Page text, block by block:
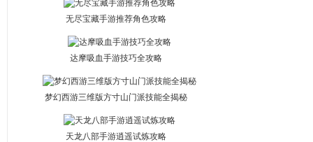
无尽宝藏手游推荐角色攻略
达摩吸血手游技巧全攻略
梦幻西游三维版方寸山门派技能全揭秘
天龙八部手游逍遥试炼攻略